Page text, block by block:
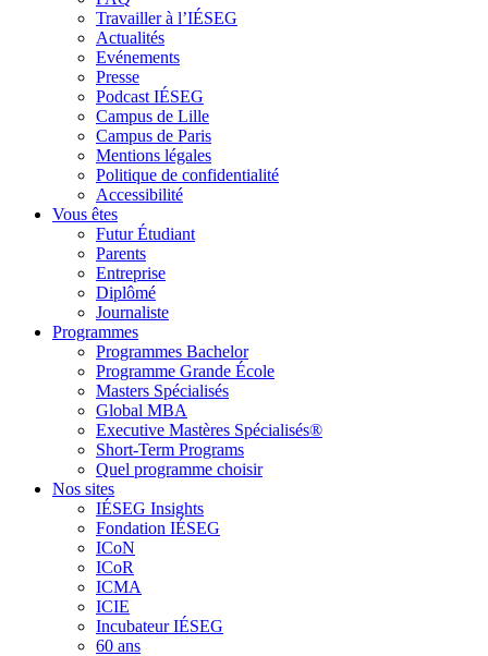
Travailler à l’IÉSEG
Actualités
Evénements
Presse
Podcast IÉSEG
Campus de Lille
Campus de Paris
Mentions légales
Politique de confidentialité
Accessibilité
Vous êtes
Futur Étudiant
Parents
Entreprise
Diplômé
Journaliste
Programmes
Programmes Bachelor
Programme Grande École
Masters Spécialisés
Global MBA
Executive Mastères Spécialisés®
Short-Term Programs
Quel programme choisir
Nos sites
IÉSEG Insights
Fondation IÉSEG
ICoN
ICoR
ICMA
ICIE
Incubateur IÉSEG
60 ans